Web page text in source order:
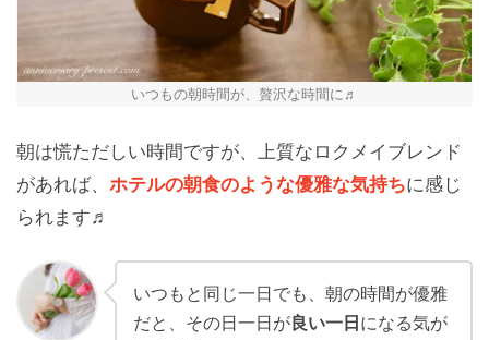
いつもの朝時間が、贅沢な時間に♬
朝は慌ただしい時間ですが、上質なロクメイブレンド
があれば、 ホテルの朝食のような優雅な気持ちに感じ
られます♬
いつもと同じ一日でも、朝の時間が優雅
だと、その日一日が良い一日になる気が